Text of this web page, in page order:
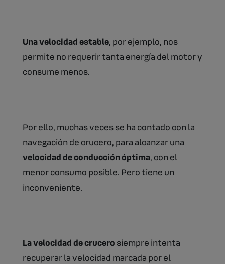
Una velocidad estable, por ejemplo, nos
permite no requerir tanta energía del motor y
consume menos.
Por ello, muchas veces se ha contado con la
navegación de crucero, para alcanzar una
velocidad de conducción óptima, con el
menor consumo posible. Pero tiene un
inconveniente.
La velocidad de crucero siempre intenta
recuperar la velocidad marcada por el